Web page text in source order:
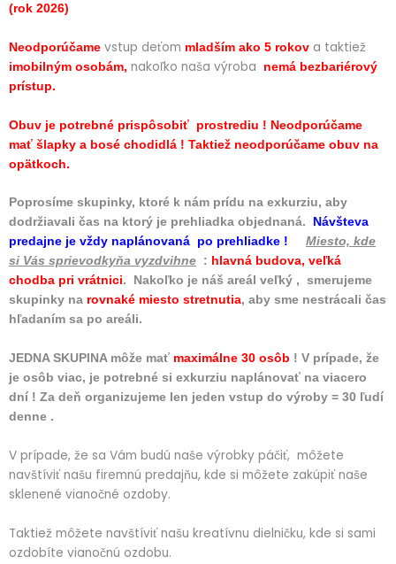
(rok 2026)
Neodporúčame vstup deťom mladším ako 5 rokov a taktiež
imobilným osobám, nakoľko naša výroba
nemá bezbariérový
prístup.
Obuv je potrebné prispôsobiť prostrediu ! Neodporúčame
mať šlapky a bosé chodidlá ! Taktiež neodporúčame obuv na
opätkoch.
Poprosíme skupinky, ktoré k nám prídu na exkurziu, aby
dodržiavali čas na ktorý je prehliadka objednaná.
Návšteva
predajne je vždy naplánovaná po prehliadke !
Miesto, kde
si Vás sprievodkyňa vyzdvihne : hlavná budova, veľká
chodba pri vrátnici. Nakoľko je náš areál veľký , smerujeme
skupinky na rovnaké miesto stretnutia, aby sme nestrácali čas
hľadaním sa po areáli.
JEDNA SKUPINA môže mať maximálne 30 osôb ! V prípade, že
je osôb viac, je potrebné si exkurziu naplánovať na viacero
dní ! Za deň organizujeme len jeden vstup do výroby = 30 ľudí
denne .
V prípade, že sa Vám budú naše výrobky páčiť, môžete
navštíviť našu firemnú predajňu, kde si môžete zakúpiť naše
sklenené vianočné ozdoby.
Taktiež môžete navštíviť našu kreatívnu dielničku, kde si sami
ozdobíte vianočnú ozdobu.